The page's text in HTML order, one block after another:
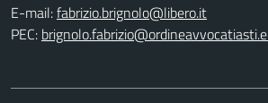
E-mail:
PEC: